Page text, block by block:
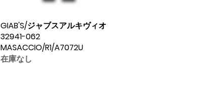
クイックビュー
GIAB'S/ジャブスアルキヴィオ
32941-062
MASACCIO/R1/A7072U
在庫なし